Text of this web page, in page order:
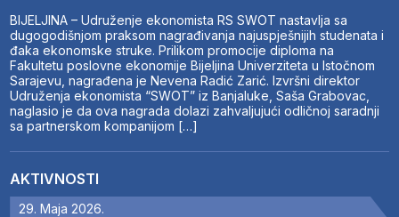
BIJELJINA – Udruženje ekonomista RS SWOT nastavlja sa
dugogodišnjom praksom nagrađivanja najuspješnijih studenata i
đaka ekonomske struke. Prilikom promocije diploma na
Fakultetu poslovne ekonomije Bijeljina Univerziteta u Istočnom
Sarajevu, nagrađena je Nevena Radić Zarić. Izvršni direktor
Udruženja ekonomista “SWOT” iz Banjaluke, Saša Grabovac,
naglasio je da ova nagrada dolazi zahvaljujući odličnoj saradnji
sa partnerskom kompanijom […]
AKTIVNOSTI
29. Maja 2026.